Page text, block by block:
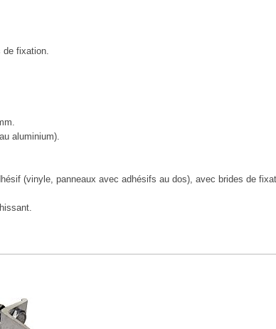
fixation.
aluminium).
(vinyle, panneaux avec adhésifs au dos), avec brides de